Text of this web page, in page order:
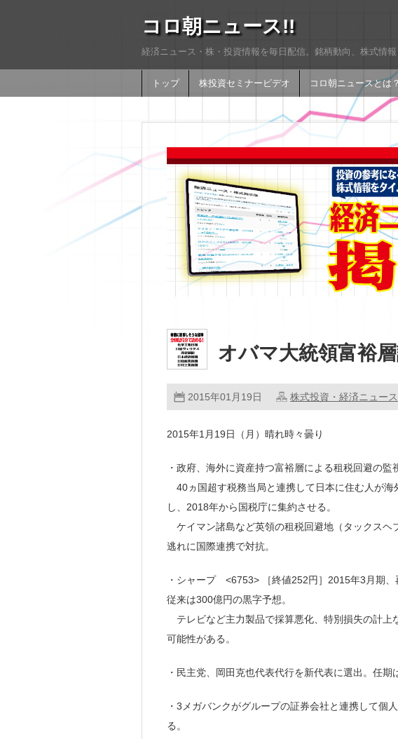
コロ朝ニュース!!
経済ニュース・株・投資情報を毎日配信。銘柄動向、株式情
トップ 株投資セミナービデオ コロ朝ニュースとは？
オバマ大統領富裕
2015年01月19日 株式投資・経済ニュー
2015年1月19日（月）晴れ時々曇り
・政府、海外に資産持つ富裕層による租税回避の監
40ヵ国超す税務当局と連携して日本に住む人が海
し、2018年から国税庁に集約させる。
ケイマン諸島など英領の租税回避地（タックスヘ
逃れに国際連携で対抗。
・シャープ <6753> ［終値252円］2015年3月期、
従来は300億円の黒字予想。
テレビなど主力製品で採算悪化、特別損失の計上
可能性がある。
・民主党、岡田克也代表代行を新代表に選出。任
・3メガバンクがグループの証券会社と連携して個
る。